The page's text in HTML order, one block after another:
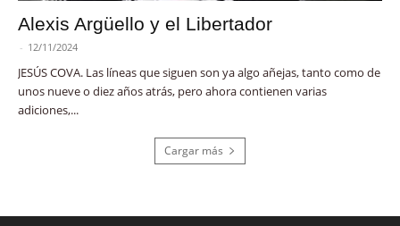
Alexis Argüello y el Libertador
- 12/11/2024
JESÚS COVA. Las líneas que siguen son ya algo añejas, tanto como de
unos nueve o diez años atrás, pero ahora contienen varias
adiciones,...
Cargar más